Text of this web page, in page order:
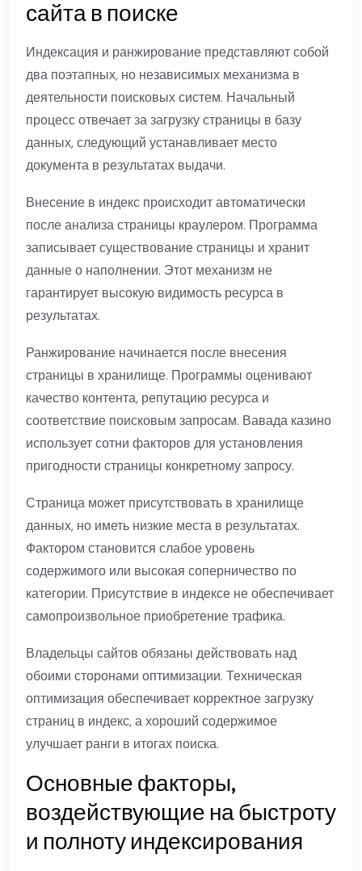
сайта в поиске
Индексация и ранжирование представляют собой
два поэтапных, но независимых механизма в
деятельности поисковых систем. Начальный
процесс отвечает за загрузку страницы в базу
данных, следующий устанавливает место
документа в результатах выдачи.
Внесение в индекс происходит автоматически
после анализа страницы краулером. Программа
записывает существование страницы и хранит
данные о наполнении. Этот механизм не
гарантирует высокую видимость ресурса в
результатах.
Ранжирование начинается после внесения
страницы в хранилище. Программы оценивают
качество контента, репутацию ресурса и
соответствие поисковым запросам. Вавада казино
использует сотни факторов для установления
пригодности страницы конкретному запросу.
Страница может присутствовать в хранилище
данных, но иметь низкие места в результатах.
Фактором становится слабое уровень
содержимого или высокая соперничество по
категории. Присутствие в индексе не обеспечивает
самопроизвольное приобретение трафика.
Владельцы сайтов обязаны действовать над
обоими сторонами оптимизации. Техническая
оптимизация обеспечивает корректное загрузку
страниц в индекс, а хороший содержимое
улучшает ранги в итогах поиска.
Основные факторы,
воздействующие на быстроту
и полноту индексирования